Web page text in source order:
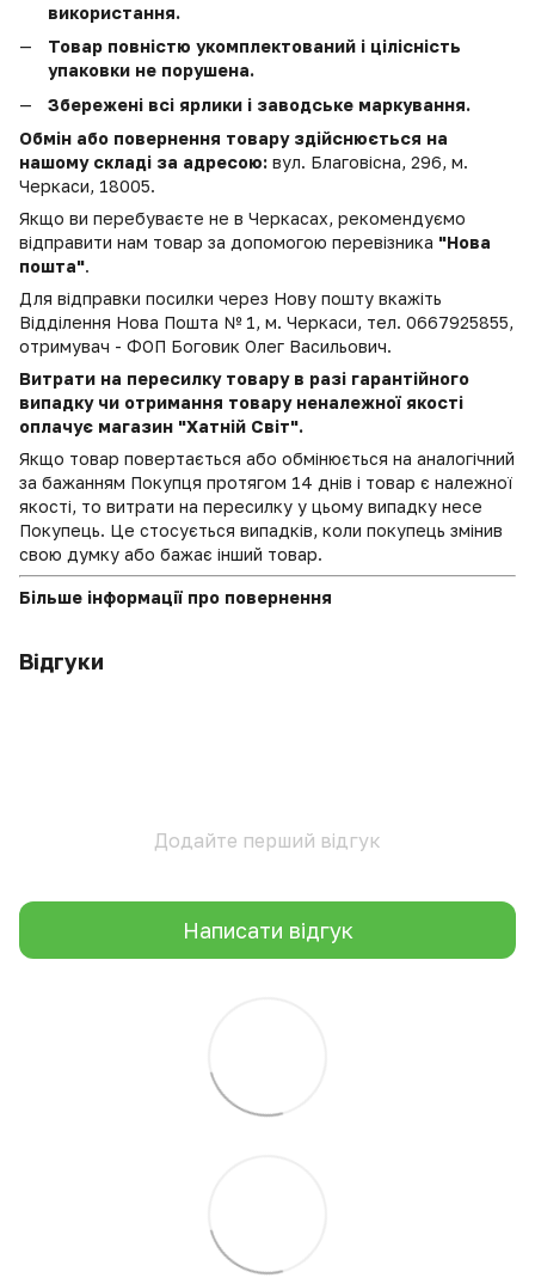
використання.
Товар повністю укомплектований і цілісність
упаковки не порушена.
Збережені всі ярлики і заводське маркування.
Обмін або повернення товару здійснюється на
нашому складі за адресою: вул. Благовісна, 296, м.
Черкаси, 18005.
Якщо ви перебуваєте не в Черкасах, рекомендуємо
відправити нам товар за допомогою перевізника "Нова
пошта".
Для відправки посилки через Нову пошту вкажіть
Відділення Нова Пошта № 1, м. Черкаси, тел. 0667925855,
отримувач - ФОП Боговик Олег Васильович.
Витрати на пересилку товару в разі гарантійного
випадку чи отримання товару неналежної якості
оплачує магазин "Хатній Світ".
Якщо товар повертається або обмінюється на аналогічний
за бажанням Покупця протягом 14 днів і товар є належної
якості, то витрати на пересилку у цьому випадку несе
Покупець. Це стосується випадків, коли покупець змінив
свою думку або бажає інший товар.
Більше інформації про повернення
Відгуки
Додайте перший відгук
Написати відгук